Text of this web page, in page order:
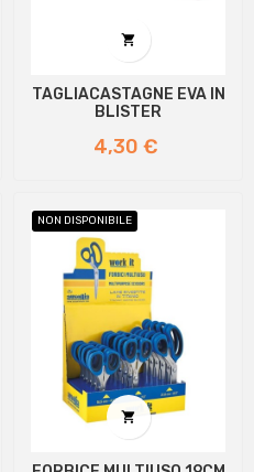

TAGLIACASTAGNE EVA IN
BLISTER
Prezzo
4,30 €
NON DISPONIBILE
